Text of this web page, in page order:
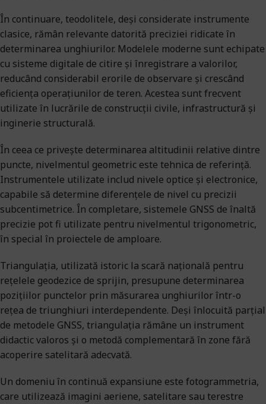
În continuare, teodolitele, deși considerate instrumente
clasice, rămân relevante datorită preciziei ridicate în
determinarea unghiurilor. Modelele moderne sunt echipate
cu sisteme digitale de citire și înregistrare a valorilor,
reducând considerabil erorile de observare și crescând
eficiența operațiunilor de teren. Acestea sunt frecvent
utilizate în lucrările de construcții civile, infrastructură și
inginerie structurală.
În ceea ce privește determinarea altitudinii relative dintre
puncte, nivelmentul geometric este tehnica de referință.
Instrumentele utilizate includ nivele optice și electronice,
capabile să determine diferențele de nivel cu precizii
subcentimetrice. În completare, sistemele GNSS de înaltă
precizie pot fi utilizate pentru nivelmentul trigonometric,
în special în proiectele de amploare.
Triangulația, utilizată istoric la scară națională pentru
rețelele geodezice de sprijin, presupune determinarea
pozițiilor punctelor prin măsurarea unghiurilor într-o
rețea de triunghiuri interdependente. Deși înlocuită parțial
de metodele GNSS, triangulația rămâne un instrument
didactic valoros și o metodă complementară în zone fără
acoperire satelitară adecvată.
Un domeniu în continuă expansiune este fotogrammetria,
care utilizează imagini aeriene, satelitare sau terestre